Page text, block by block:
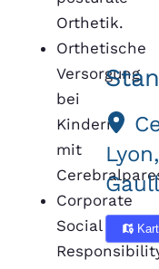
Orthetik.
Orthetische
Versorgung
bei
Kindern
mit
Corporate
Social